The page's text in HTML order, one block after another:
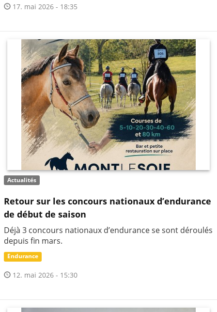
17. mai 2026 - 18:35
Actualités
Retour sur les concours nationaux d’endurance
de début de saison
Déjà 3 concours nationaux d’endurance se sont déroulés
depuis fin mars.
Endurance
12. mai 2026 - 15:30